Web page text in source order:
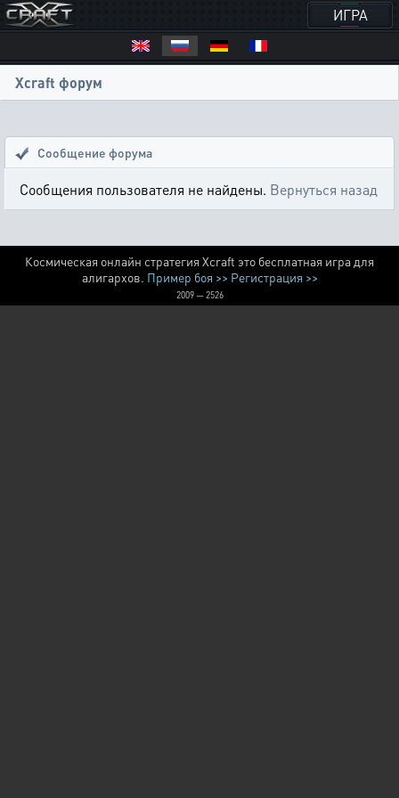
ИГРА
Xcraft форум
Сообщение форума
Сообщения пользователя не найдены. Вернуться назад
Космическая онлайн стратегия Xcraft это бесплатная игра для
алигархов. Пример боя >> Регистрация >>
2009 — 2526